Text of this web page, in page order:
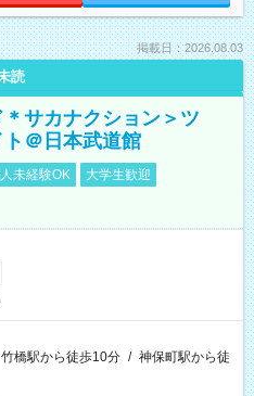
掲載日：2026.08.03
読
サカナクション＞ツ
＠日本武道館
未経験OK
大学生歓迎
竹橋駅から徒歩10分 / 神保町駅から徒